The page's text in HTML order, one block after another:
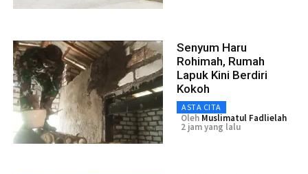
Senyum Haru
Rohimah, Rumah
Lapuk Kini Berdiri
Kokoh
ASTA CITA
Oleh Muslimatul Fadlielah
2 jam yang lalu